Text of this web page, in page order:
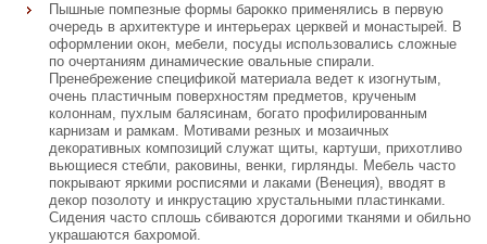
Пышные помпезные формы барокко применялись в первую
очередь в архитектуре и интерьерах церквей и монастырей. В
оформлении окон, мебели, посуды использовались сложные
по очертаниям динамические овальные спирали.
Пренебрежение спецификой материала ведет к изогнутым,
очень пластичным поверхностям предметов, крученым
колоннам, пухлым балясинам, богато профилированным
карнизам и рамкам. Мотивами резных и мозаичных
декоративных композиций служат щиты, картуши, прихотливо
вьющиеся стебли, раковины, венки, гирлянды. Мебель часто
покрывают яркими росписями и лаками (Венеция), вводят в
декор позолоту и инкрустацию хрустальными пластинками.
Сидения часто сплошь сбиваются дорогими тканями и обильно
украшаются бахромой.